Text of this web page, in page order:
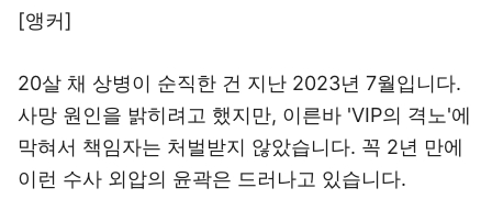
[앵커]
20살 채 상병이 순직한 건 지난 2023년 7월입니다.
사망 원인을 밝히려고 했지만, 이른바 'VIP의 격노'에
막혀서 책임자는 처벌받지 않았습니다. 꼭 2년 만에
이런 수사 외압의 윤곽은 드러나고 있습니다.